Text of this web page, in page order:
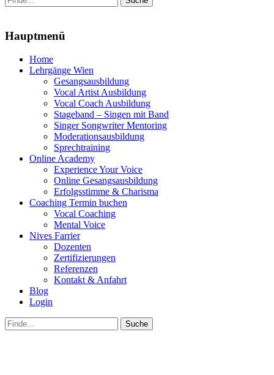
nach:
Hauptmenü
Zum
Inhalt
Home
Lehrgänge Wien
Gesangsausbildung
Vocal Artist Ausbildung
Vocal Coach Ausbildung
Stageband – Singen mit Band
Singer Songwriter Mentoring
Moderationsausbildung
Sprechtraining
Online Academy
Experience Your Voice
Online Gesangsausbildung
Erfolgsstimme & Charisma
Coaching Termin buchen
Vocal Coaching
Mental Voice
Nives Farrier
Dozenten
Zertifizierungen
Referenzen
Kontakt & Anfahrt
Blog
Login
bei
der
Suche
nach: